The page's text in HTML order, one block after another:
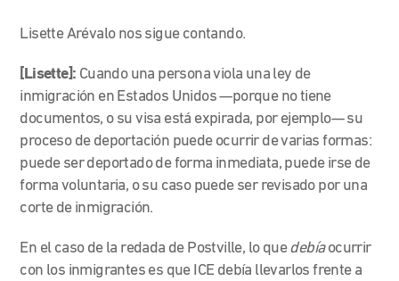
Lisette Arévalo nos sigue contando.
[Lisette]: Cuando una persona viola una ley de
inmigración en Estados Unidos —porque no tiene
documentos, o su visa está expirada, por ejemplo— su
proceso de deportación puede ocurrir de varias formas:
puede ser deportado de forma inmediata, puede irse de
forma voluntaria, o su caso puede ser revisado por una
corte de inmigración.
En el caso de la redada de Postville, lo quedebíaocurrir
con los inmigrantes es que ICE debía llevarlos frente a